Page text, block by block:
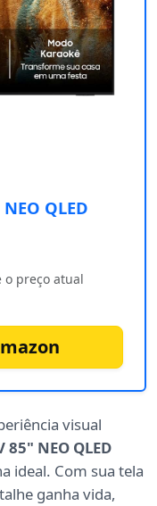
QLED
o preço atual
visual
NEO QLED
ideal. Com sua tela
ganha vida,